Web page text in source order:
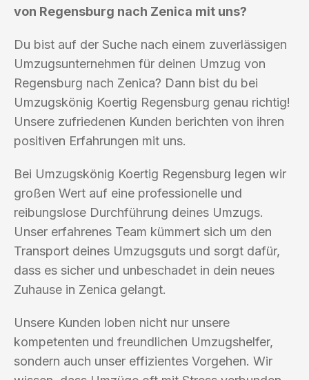
von Regensburg nach Zenica mit uns?
Du bist auf der Suche nach einem zuverlässigen
Umzugsunternehmen für deinen Umzug von
Regensburg nach Zenica? Dann bist du bei
Umzugskönig Koertig Regensburg genau richtig!
Unsere zufriedenen Kunden berichten von ihren
positiven Erfahrungen mit uns.
Bei Umzugskönig Koertig Regensburg legen wir
großen Wert auf eine professionelle und
reibungslose Durchführung deines Umzugs.
Unser erfahrenes Team kümmert sich um den
Transport deines Umzugsguts und sorgt dafür,
dass es sicher und unbeschadet in dein neues
Zuhause in Zenica gelangt.
Unsere Kunden loben nicht nur unsere
kompetenten und freundlichen Umzugshelfer,
sondern auch unser effizientes Vorgehen. Wir